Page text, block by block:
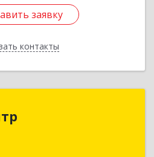
заявку
контакты
заявку
Назад
обл, Волжский г, им